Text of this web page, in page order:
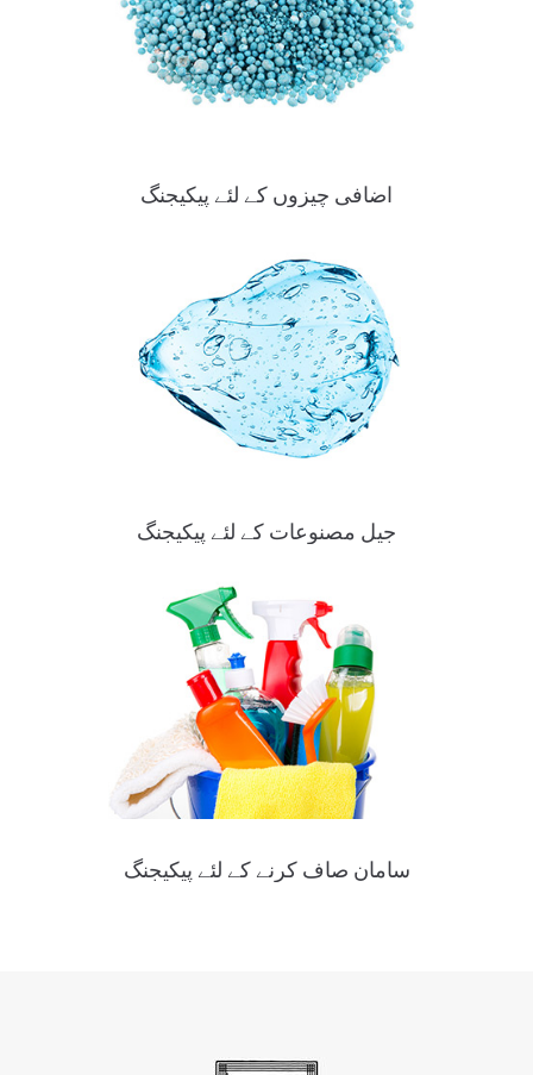
اضافی چیزوں کے لئے پیکیجنگ
جیل مصنوعات کے لئے پیکیجنگ
سامان صاف کرنے کے لئے پیکیجنگ